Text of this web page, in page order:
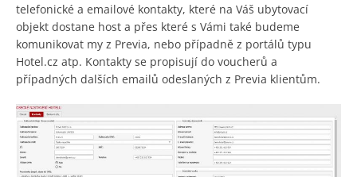
telefonické a emailové kontakty, které na Váš ubytovací
objekt dostane host a přes které s Vámi také budeme
komunikovat my z Previa, nebo případně z portálů typu
Hotel.cz atp. Kontakty se propisují do voucherů a
případných dalších emailů odeslaných z Previa klientům.